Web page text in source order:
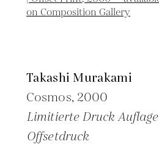
Takashi Murakami
Cosmos, 2000
Limitierte Druck Auflage
Offsetdruck